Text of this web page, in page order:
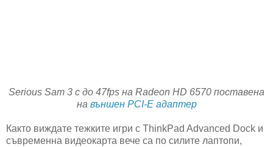
Serious Sam 3 с до 47fps на Radeon HD 6570 поставена
на външен PCI-E адаптер
Както виждате тежките игри с ThinkPad Advanced Dock и
съвременна видеокарта вече са по силите лаптопи,